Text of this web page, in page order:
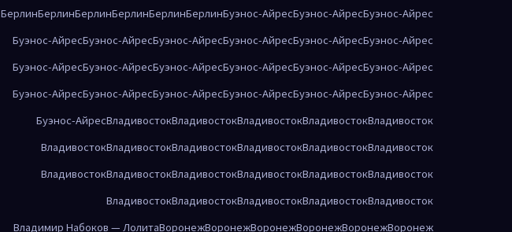
БерлинБерлинБерлинБерлинБерлинБерлинБуэнос-АйресБуэнос-АйресБуэнос-Айрес
Буэнос-АйресБуэнос-АйресБуэнос-АйресБуэнос-АйресБуэнос-АйресБуэнос-Айрес
Буэнос-АйресБуэнос-АйресБуэнос-АйресБуэнос-АйресБуэнос-АйресБуэнос-Айрес
Буэнос-АйресБуэнос-АйресБуэнос-АйресБуэнос-АйресБуэнос-АйресБуэнос-Айрес
Буэнос-АйресВладивостокВладивостокВладивостокВладивостокВладивосток
ВладивостокВладивостокВладивостокВладивостокВладивостокВладивосток
ВладивостокВладивостокВладивостокВладивостокВладивостокВладивосток
ВладивостокВладивостокВладивостокВладивостокВладивосток
Владимир Набоков — ЛолитаВоронежВоронежВоронежВоронежВоронежВоронеж